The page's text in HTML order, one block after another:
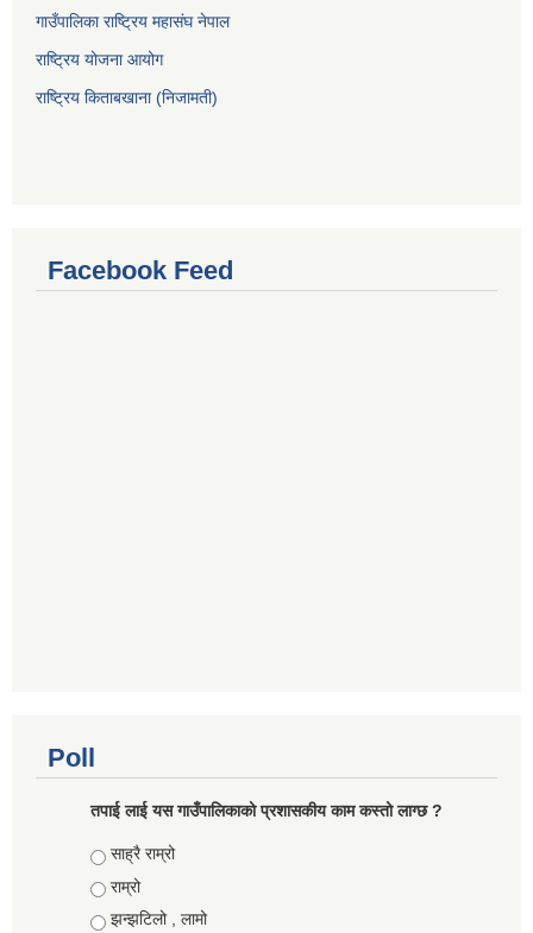
गाउँपालिका राष्ट्रिय महासंघ नेपाल
राष्ट्रिय योजना आयोग
राष्ट्रिय किताबखाना (निजामती)
Facebook Feed
Poll
तपाई लाई यस गाउँपालिकाको प्रशासकीय काम कस्तो लाग्छ ?
Choices
साह्रै राम्रो
राम्रो
झन्झटिलो , लामो